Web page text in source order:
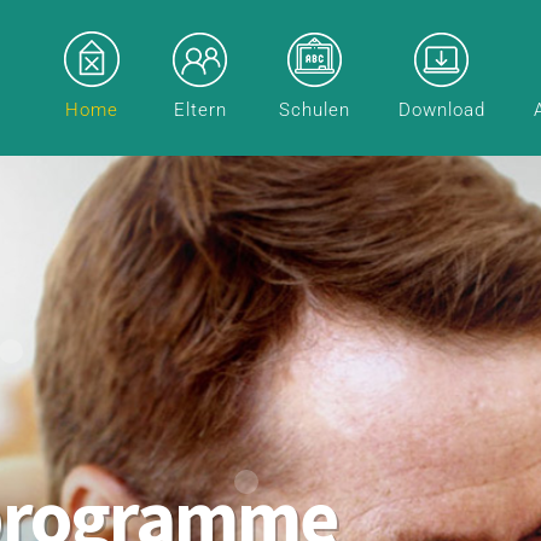
Home Eltern Schulen Download